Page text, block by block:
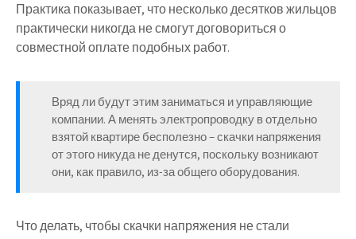
Практика показывает, что несколько десятков жильцов
практически никогда не смогут договориться о
совместной оплате подобных работ.
Вряд ли будут этим заниматься и управляющие
компании. А менять электропроводку в отдельно
взятой квартире бесполезно – скачки напряжения
от этого никуда не денутся, поскольку возникают
они, как правило, из-за общего оборудования.
Что делать, чтобы скачки напряжения не стали